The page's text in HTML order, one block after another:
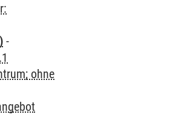
-
ohne